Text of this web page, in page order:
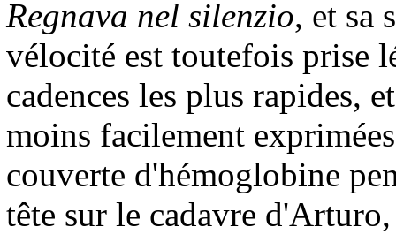
Regnava nel silenzio, et sa
vélocité est toutefois prise
cadences les plus rapides,
moins facilement
couverte d'hémoglobine
tête sur le cadavre